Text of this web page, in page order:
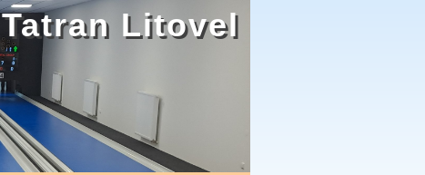
Tatran Litovel